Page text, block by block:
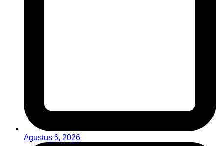
Agustus 6, 2026